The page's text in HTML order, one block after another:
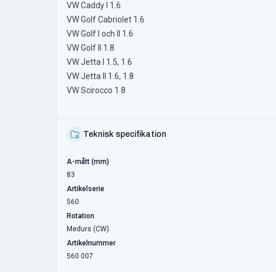
VW Caddy I 1.6
VW Golf Cabriolet 1.6
VW Golf I och II 1.6
VW Golf II 1.8
VW Jetta I 1.5, 1.6
VW Jetta II 1.6, 1.8
VW Scirocco 1.8
Teknisk specifikation
A-mått (mm)
83
Artikelserie
560
Rotation
Medurs (CW)
Artikelnummer
560 007